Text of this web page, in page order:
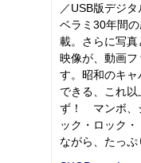
／USB版デジタ
ベラミ30年間
載。さらに写真
映像が、動画フ
す。昭和のキ
できる、これ
ず！ マンボ、
ック・ロック
ながら、たっぷ